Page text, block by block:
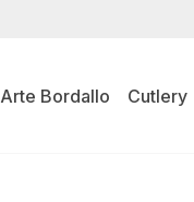
Arte Bordallo Cutlery